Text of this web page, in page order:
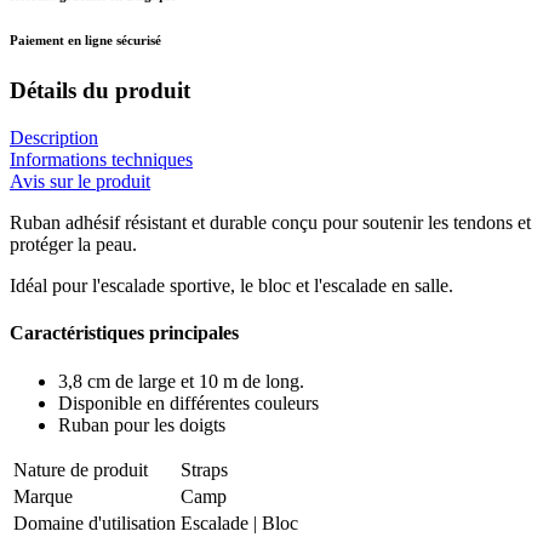
Paiement en ligne sécurisé
Détails du produit
Description
Informations techniques
Avis sur le produit
Ruban adhésif résistant et durable conçu pour soutenir les tendons et
protéger la peau.
Idéal pour l'escalade sportive, le bloc et l'escalade en salle.
Caractéristiques principales
3,8 cm de large et 10 m de long.
Disponible en différentes couleurs
Ruban pour les doigts
Nature de produit
Straps
Marque
Camp
Domaine d'utilisation Escalade | Bloc